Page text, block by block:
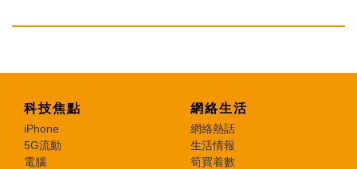
科技焦點
iPhone
5G流動
電腦
網絡生活
網絡熱話
生活情報
筍買着數